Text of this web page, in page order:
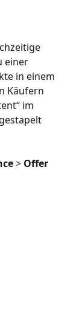
einer
in einem
Käufern
im
> Offer